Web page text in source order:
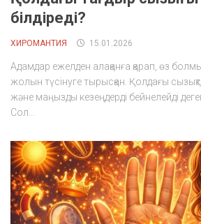
білдіреді?
ХИРОМАНТИЯ 15.01.2026
Адамдар ежелден алақанға қарап, өз
жолын түсінуге тырысқан. Қолдағы
және маңызды кезеңдерді бейнелейді
Сол...